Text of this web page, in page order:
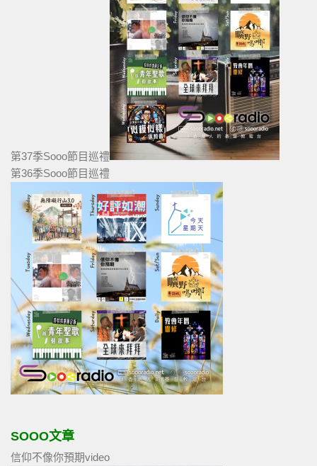
第37季Sooo節目巡禮
第36季Sooo節目巡禮
SOOO文章
信仰不像你預期video